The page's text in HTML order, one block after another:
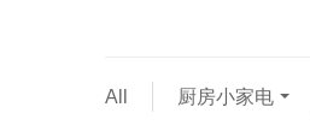
All 厨房小家电